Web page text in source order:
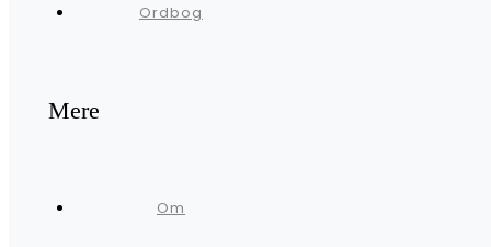
Ordbog
Mere
Om